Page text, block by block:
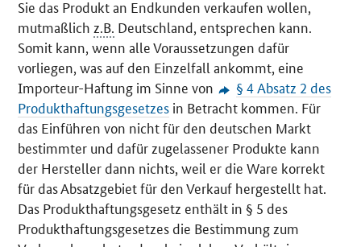
Sie das Produkt an Endkunden verkaufen wollen,
mutmaßlich z.B. Deutschland, entsprechen kann.
Somit kann, wenn alle Voraussetzungen dafür
vorliegen, was auf den Einzelfall ankommt, eine
Importeur-Haftung im Sinne von
§ 4 Absatz 2 des
Produkthaftungsgesetzes in Betracht kommen. Für
das Einführen von nicht für den deutschen Markt
bestimmter und dafür zugelassener Produkte kann
der Hersteller dann nichts, weil er die Ware korrekt
für das Absatzgebiet für den Verkauf hergestellt hat.
Das Produkthaftungsgesetz enthält in § 5 des
Produkthaftungsgesetzes die Bestimmung zum